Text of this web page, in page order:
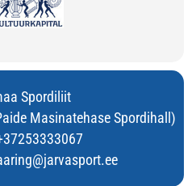
Spordiliit
Masinatehase Spordihall)